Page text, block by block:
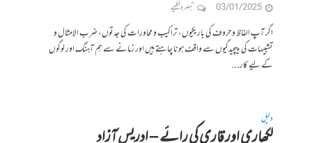
03/01/2025 تبصرہ لکھیے
اگر آپ الفاظ و حروف کی باریکیوں، تراکیب و محاورات کی جدتوں، ضرب الامثال و
تشبیہات کی پیچیدگیوں سے واقف ہونا چاہتے ہیں اور زمانے سے ہم آہنگ اور لوگوں
کے لیے کار...
دلیل